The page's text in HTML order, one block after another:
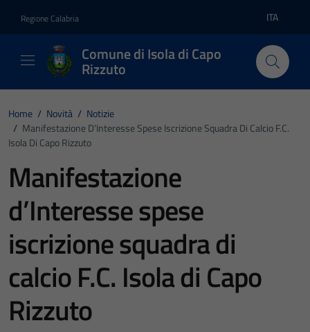
Regione Calabria Lingua
ITA
Comune di Isola di Capo
Rizzuto
Home / Novità / Notizie
/ Manifestazione D’Interesse Spese Iscrizione Squadra Di Calcio F.C.
Isola Di Capo Rizzuto
Manifestazione
d’Interesse spese
iscrizione squadra di
calcio F.C. Isola di Capo
Rizzuto